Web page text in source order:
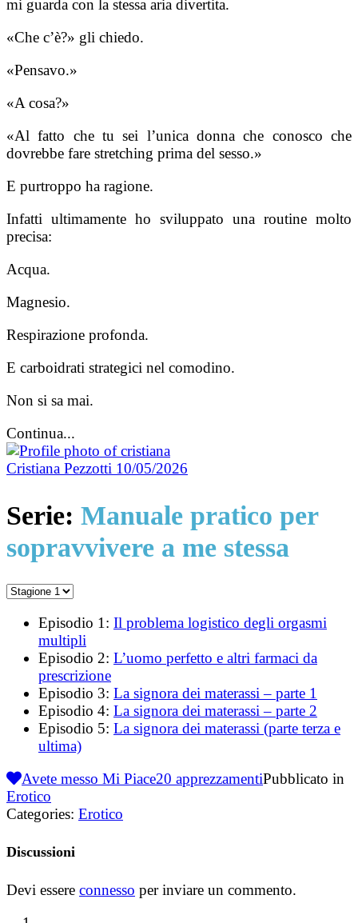
mi guarda con la stessa aria divertita.
«Che c’è?» gli chiedo.
«Pensavo.»
«A cosa?»
«Al fatto che tu sei l’unica donna che conosco che
dovrebbe fare stretching prima del sesso.»
E purtroppo ha ragione.
Infatti ultimamente ho sviluppato una routine molto
precisa:
Acqua.
Magnesio.
Respirazione profonda.
E carboidrati strategici nel comodino.
Non si sa mai.
Continua...
Cristiana Pezzotti 10/05/2026
Serie: Manuale pratico per
sopravvivere a me stessa
Episodio 1: Il problema logistico degli orgasmi
multipli
Episodio 2: L’uomo perfetto e altri farmaci da
prescrizione
Episodio 3: La signora dei materassi – parte 1
Episodio 4: La signora dei materassi – parte 2
Episodio 5: La signora dei materassi (parte terza e
ultima)
Avete messo Mi Piace20 apprezzamentiPubblicato in
Erotico
Categories: Erotico
Discussioni
Devi essere connesso per inviare un commento.